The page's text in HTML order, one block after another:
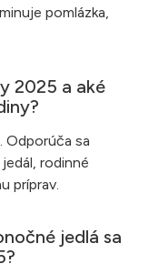
pomlázka,
2025 a aké
Odporúča sa
rodinné
príprav.
jedlá sa